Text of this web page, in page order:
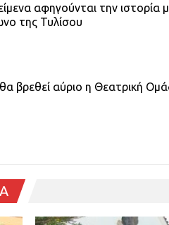
αφηγούνται την
της Τυλίσου
βρεθεί αύριο η Θεατρική